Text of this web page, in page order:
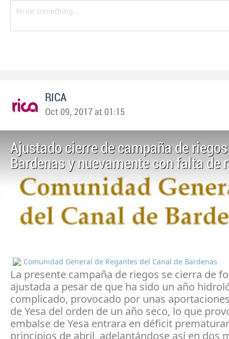
RICA
Oct 09, 2017 at 01:15
Ajustado cierre de campaña de
Bardenas y nuevamente con falta de
Comunidad General de Regantes del Canal de Bardenas
La presente campaña de riegos se cierra de
ajustada a pesar de que ha sido un año
complicado, provocado por unas
de Yesa del orden de un año seco, lo que
embalse de Yesa entrara en déficit
principios de abril, adelantándose así en dos